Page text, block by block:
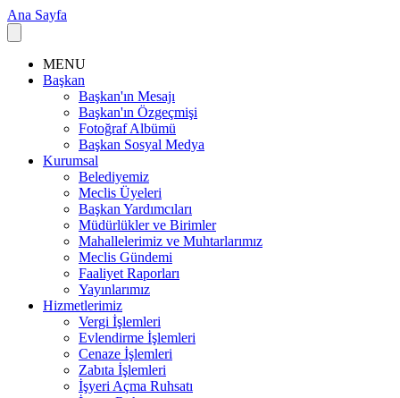
Ana Sayfa
MENU
Başkan
Başkan'ın Mesajı
Başkan'ın Özgeçmişi
Fotoğraf Albümü
Başkan Sosyal Medya
Kurumsal
Belediyemiz
Meclis Üyeleri
Başkan Yardımcıları
Müdürlükler ve Birimler
Mahallelerimiz ve Muhtarlarımız
Meclis Gündemi
Faaliyet Raporları
Yayınlarımız
Hizmetlerimiz
Vergi İşlemleri
Evlendirme İşlemleri
Cenaze İşlemleri
Zabıta İşlemleri
İşyeri Açma Ruhsatı